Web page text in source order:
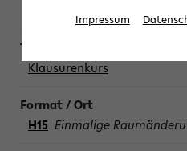
Klausurenkurs
H15 Einmalige
Impressum